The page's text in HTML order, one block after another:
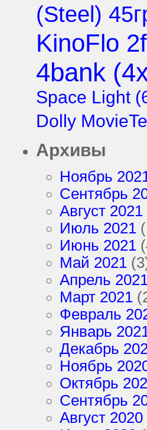
(Steel)
KinoFlo
4bank
Space Light
Dolly
Архивы
Ноябрь
Сентябрь
Август 2021
Июль 2021
Июнь 2021
Май 2021
Апрель
Март 2021
Февраль
Январь
Декабрь
Ноябрь
Октябрь
Сентябрь
Август 2020